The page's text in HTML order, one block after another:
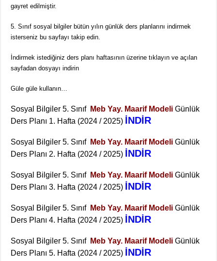
gayret edilmiştir.
5. Sınıf sosyal bilgiler bütün yılın günlük ders planlarını indirmek
isterseniz bu sayfayı takip edin.
İndirmek istediğiniz ders planı haftasının üzerine tıklayın ve açılan
sayfadan dosyayı indirin
Güle güle kullanın…
Sosyal Bilgiler 5. Sınıf Meb Yay. Maarif Modeli Günlük
Ders Planı 1. Hafta (2024 / 2025) İNDİR
Sosyal Bilgiler 5. Sınıf Meb Yay. Maarif Modeli Günlük
Ders Planı 2. Hafta (2024 / 2025) İNDİR
Sosyal Bilgiler 5. Sınıf Meb Yay. Maarif Modeli Günlük
Ders Planı 3. Hafta (2024 / 2025) İNDİR
Sosyal Bilgiler 5. Sınıf Meb Yay. Maarif Modeli Günlük
Ders Planı 4. Hafta (2024 / 2025) İNDİR
Sosyal Bilgiler 5. Sınıf Meb Yay. Maarif Modeli Günlük
Ders Planı 5. Hafta (2024 / 2025) İNDİR